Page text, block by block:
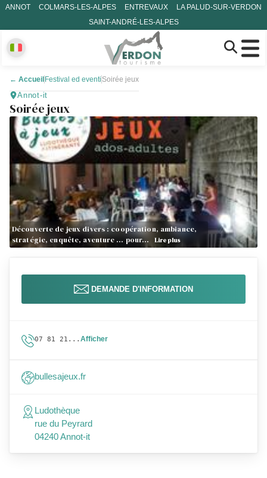
ANNOT COLMARS-LES-ALPES ENTREVAUX
LA PALUD-SUR-VERDON
SAINT-ANDRÉ-LES-ALPES
← Accueil Festival ed eventi Soirée jeux
Annot-it
Soirée jeux
Découverte de jeux divers : coopération, ambiance,
stratégie, enquête, aventure … pour…
Lire plus
DEMANDE D'INFORMATION
07 81 21... Afficher
bullesajeux.fr
Ludothèque
rue du Peyrard
04240 Annot-it